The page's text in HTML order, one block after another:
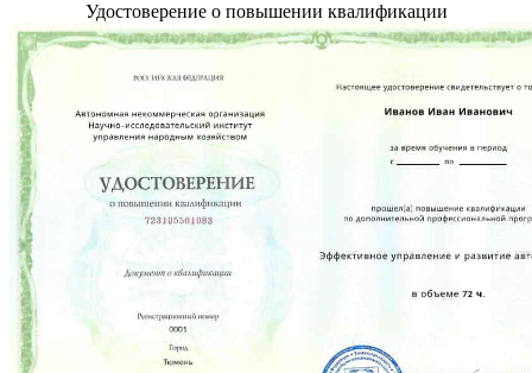
Удостоверение о повышении квалификации